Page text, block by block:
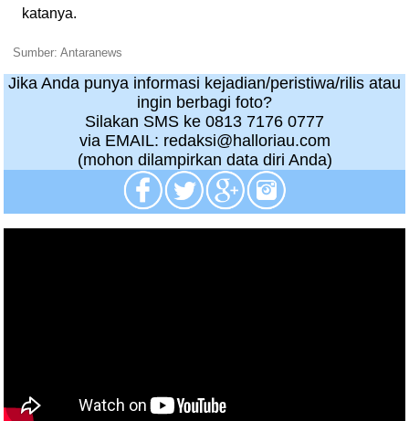
katanya.
Sumber: Antaranews
Jika Anda punya informasi kejadian/peristiwa/rilis atau
ingin berbagi foto?
Silakan SMS ke 0813 7176 0777
via EMAIL: redaksi@halloriau.com
(mohon dilampirkan data diri Anda)